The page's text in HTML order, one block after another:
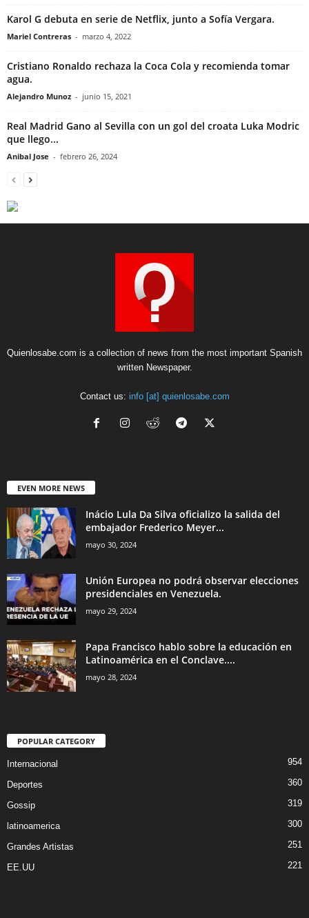
Karol G debuta en serie de Netflix, junto a Sofía Vergara.
Mariel Contreras - marzo 4, 2022
Cristiano Ronaldo rechaza la Coca Cola y recomienda tomar
agua.
Alejandro Munoz - junio 15, 2021
Real Madrid Gano al Sevilla con un gol del croata Luka Modric
que llego...
Anibal Jose - febrero 26, 2024
Quienlosabe.com is a collection of news from the most important Spanish
written Newspaper.
Contact us: info [at] quienlosabe.com
EVEN MORE NEWS
Inácio Lula Da Silva oficializo la salida del
embajador Frederico Meyer...
mayo 30, 2024
Unión Europea no podrá observar elecciones
presidenciales en Venezuela.
mayo 29, 2024
Papa Francisco hablo sobre la educación en
Latinoamérica en el Conclave....
mayo 28, 2024
POPULAR CATEGORY
Internacional 954
Deportes 360
Gossip 319
latinoamerica 300
Grandes Artistas 251
EE.UU 221